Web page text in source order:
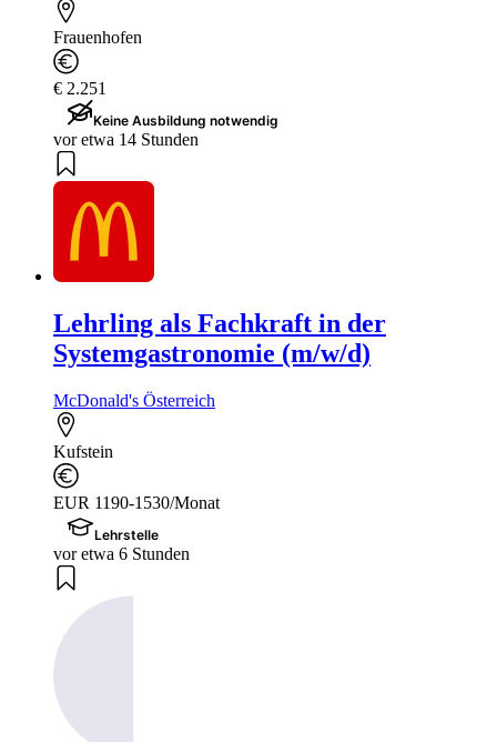
Frauenhofen
€ 2.251
Keine Ausbildung notwendig
vor etwa 14 Stunden
Lehrling als Fachkraft in der
Systemgastronomie (m/w/d)
McDonald's Österreich
Kufstein
EUR 1190-1530/Monat
Lehrstelle
vor etwa 6 Stunden